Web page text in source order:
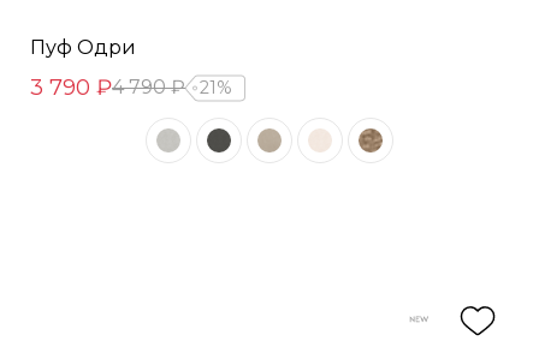
Пуф Одри
3 790 ₽4 790 ₽ 21%